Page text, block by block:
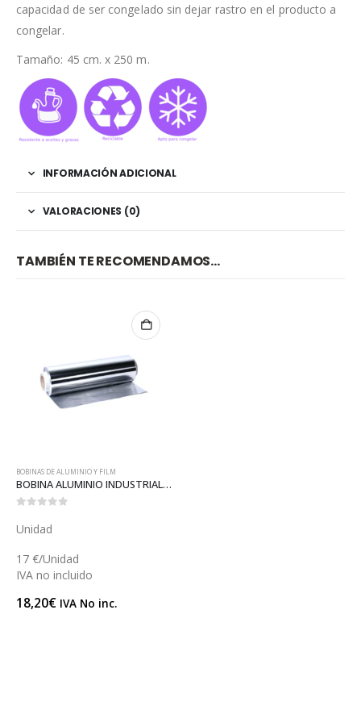
capacidad de ser congelado sin dejar rastro en el producto a
congelar.
Tamaño: 45 cm. x 250 m.
INFORMACIÓN ADICIONAL
VALORACIONES (0)
TAMBIÉN TE RECOMENDAMOS…
BOBINAS DE ALUMINIO Y FILM
BOBINA ALUMINIO INDUSTRIAL 30 (A001)
Unidad
17 €/Unidad
IVA no incluido
18,20€ IVA No inc.